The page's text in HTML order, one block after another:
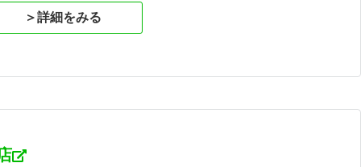
＞詳細をみる